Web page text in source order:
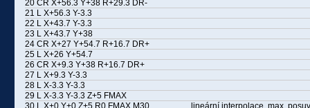
20 CR X+56.3 Y+38 R+29.3 DR-
21 L X+56.3 Y-3.3
22 L X+43.7 Y-3.3
23 L X+43.7 Y+38
24 CR X+27 Y+54.7 R+16.7 DR+
25 L X+26 Y+54.7
26 CR X+9.3 Y+38 R+16.7 DR+
27 L X+9.3 Y-3.3
28 L X-3.3 Y-3.3
29 L X-3.3 Y-3.3 Z+5 FMAX
30 L X+0 Y+0 Z+5 R0 FMAX M30
lineární interpolace, max.